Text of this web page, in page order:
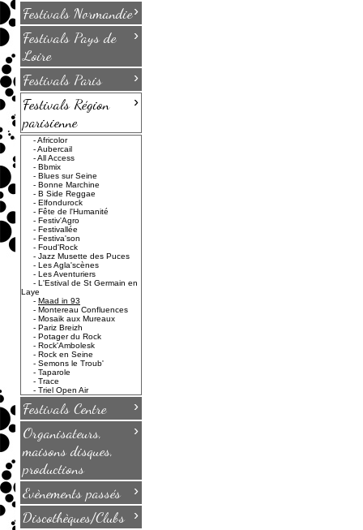
Festivals Normandie›
Festivals Pays de
Loire
›
Festivals Paris ›
Festivals Région
parisienne
›
-Africolor
-Aubercail
-All Access
- Bbmix
- Blues sur Seine
- Bonne Marchine
- B Side Reggae
- Elfondurock
- Fête de l'Humanité
- Festiv'Agro
- Festivallée
- Festiva'son
- Foud'Rock
- Jazz Musette des Puces
- Les Agla'scènes
- Les Aventuriers
- L'Estival de St Germain en
Laye
- Maad in 93
- Montereau Confluences
- Mosaik aux Mureaux
- Pariz Breizh
- Potager du Rock
- Rock'Ambolesk
- Rock en Seine
- Semons le Troub'
- Taparole
- Trace
- Triel Open Air
Festivals Centre ›
Organisateurs,
maisons disques,
productions
›
Evènements passés ›
Discothèques/Clubs ›